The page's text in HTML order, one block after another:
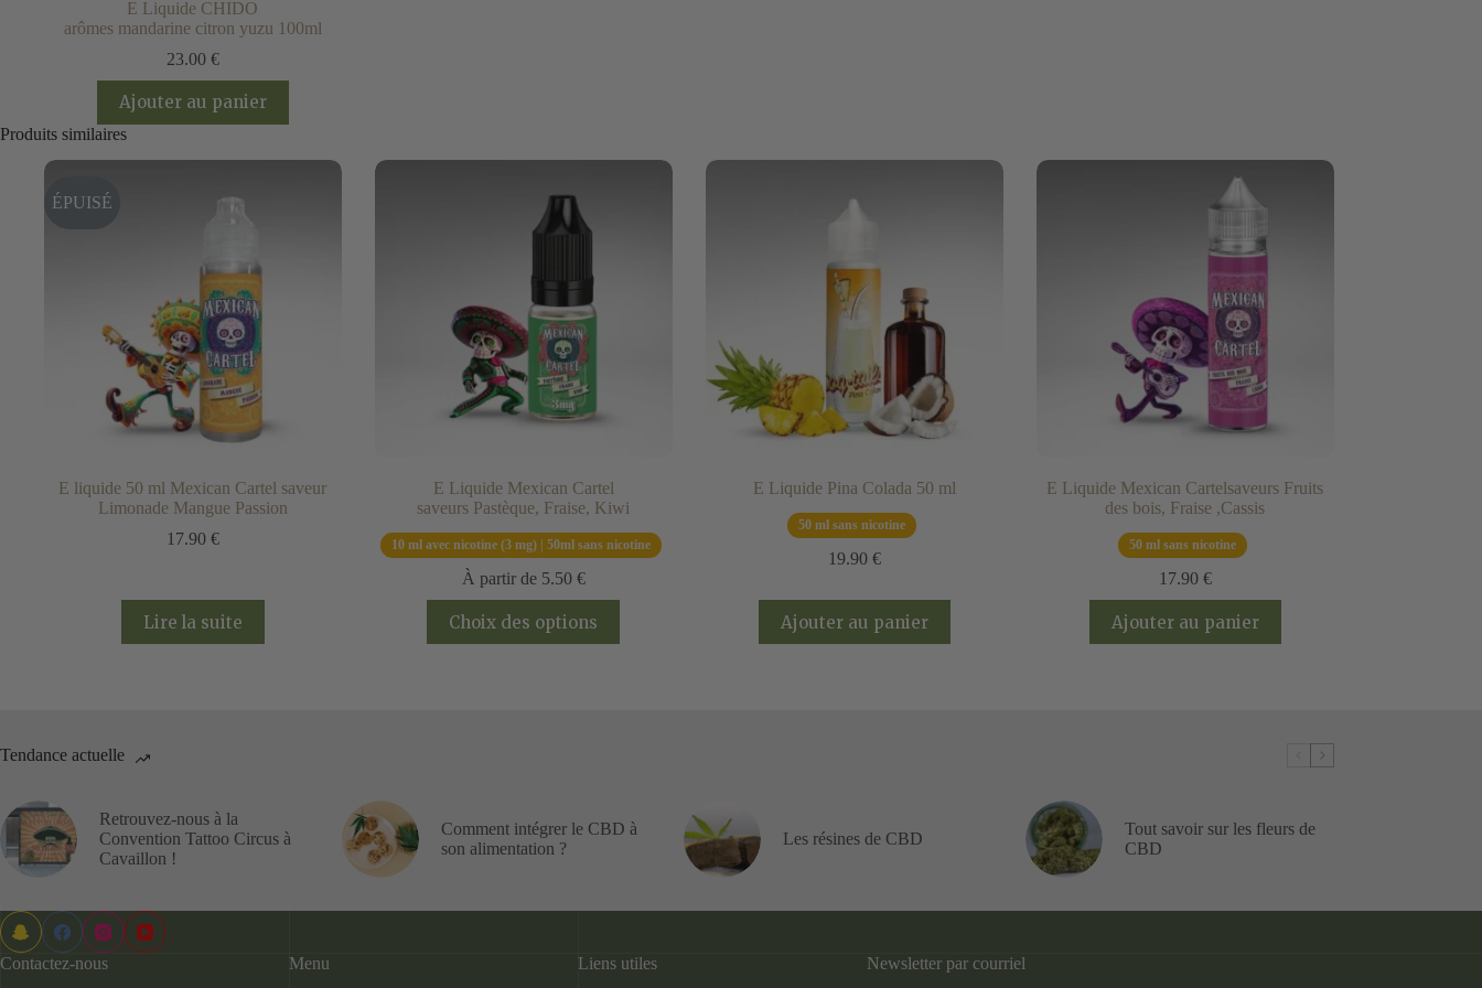
E Liquide CHIDO
arômes mandarine citron yuzu 100ml
23.00 €
Ajouter au panier
Produits similaires
ÉPUISÉ
E liquide 50 ml Mexican Cartel saveur
Limonade Mangue Passion
17.90 €
Lire la suite
E Liquide Mexican Cartel
saveurs Pastèque, Fraise, Kiwi
10 ml avec nicotine (3 mg) | 50ml sans nicotine
À partir de 5.50 €
Choix des options
produit
a
la
page
E Liquide Pina Colada 50 ml
50 ml sans nicotine
19.90 €
Ajouter au panier
E Liquide Mexican Cartelsaveurs Fruits
des bois, Fraise ,Cassis
50 ml sans nicotine
17.90 €
Ajouter au panier
Tendance actuelle
Retrouvez-nous à la
Convention Tattoo Circus à
Cavaillon !
Comment intégrer le CBD à
son alimentation ?
Les résines de CBD
Tout savoir sur les fleurs de
CBD
Contactez-nous Menu Liens utiles Newsletter par courriel